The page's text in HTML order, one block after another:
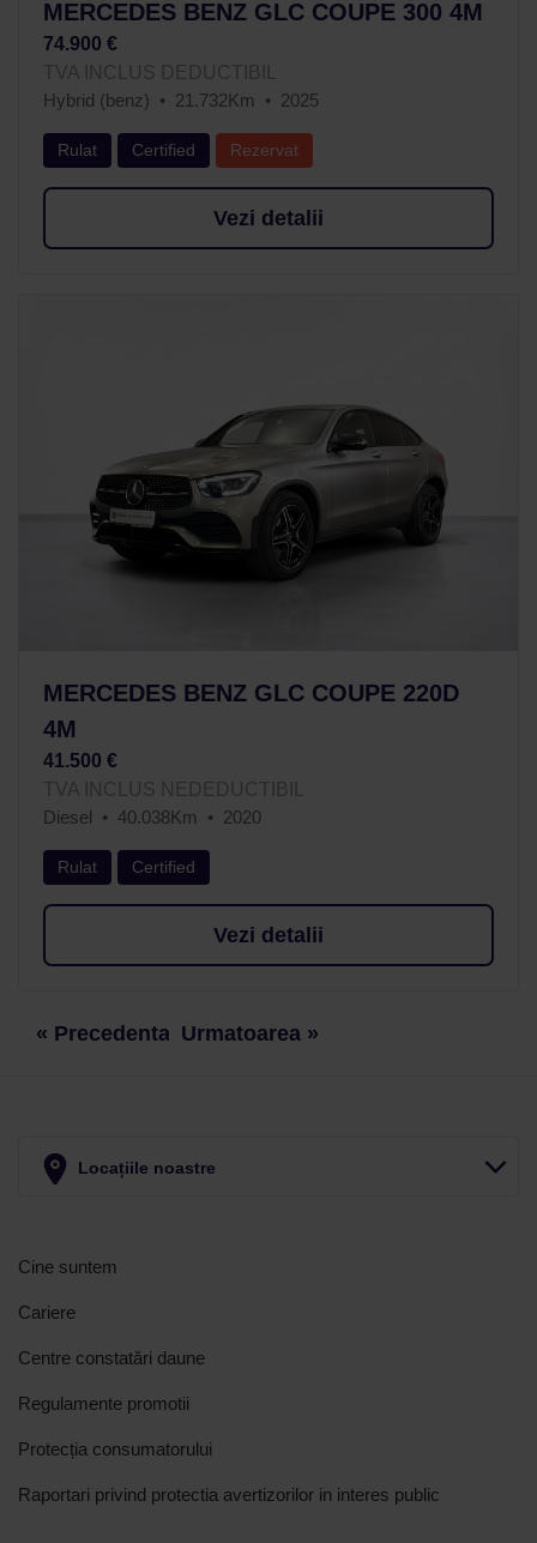
MERCEDES BENZ GLC COUPE 300 4M
74.900 €
TVA INCLUS DEDUCTIBIL
Hybrid (benz)
21.732Km 2025
Rulat Certified Rezervat
Vezi detalii
MERCEDES BENZ GLC COUPE 220D
4M
41.500 €
TVA INCLUS NEDEDUCTIBIL
Diesel
40.038Km 2020
Rulat Certified
Vezi detalii
« Precedenta Urmatoarea »
Locațiile noastre
Cine suntem
Cariere
Centre constatări daune
Regulamente promotii
Protecția consumatorului
Raportari privind protectia avertizorilor in interes public